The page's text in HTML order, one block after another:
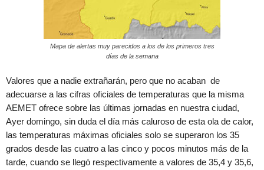
Mapa de alertas muy parecidos a los de los primeros tres
días de la semana
Valores que a nadie extrañarán, pero que no acaban de
adecuarse a las cifras oficiales de temperaturas que la misma
AEMET ofrece sobre las últimas jornadas en nuestra ciudad,
Ayer domingo, sin duda el día más caluroso de esta ola de calor,
las temperaturas máximas oficiales solo se superaron los 35
grados desde las cuatro a las cinco y pocos minutos más de la
tarde, cuando se llegó respectivamente a valores de 35,4 y 35,6,